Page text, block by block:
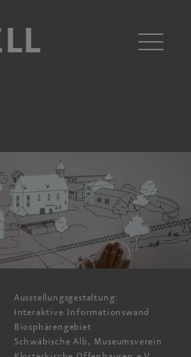
Ausstellungsgestaltung:
Interaktive Informationswand
Biosphären­gebiet
Schwäbische Alb, Museumsverein